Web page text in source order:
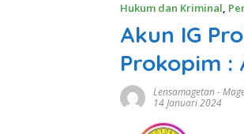
Hukum dan Kriminal,
Akun IG
Prokopim :
Lensamagetan-
14 Januari 2024